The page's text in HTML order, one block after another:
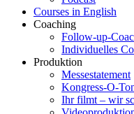
Courses in English
Coaching
Follow-up-
Individuelles
Produktion
Messestatement
Kongress-O-
Ihr filmt – wir